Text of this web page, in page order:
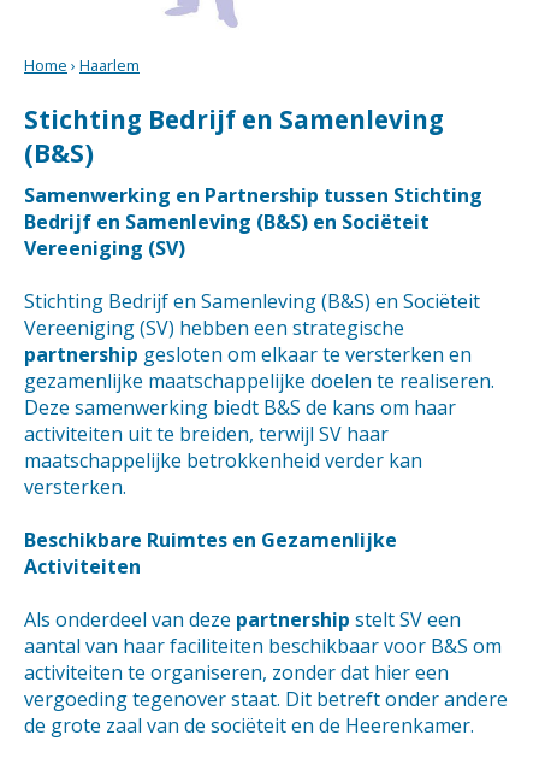
Home › Haarlem
Stichting Bedrijf en Samenleving
(B&S)
Samenwerking en Partnership tussen Stichting
Bedrijf en Samenleving (B&S) en Sociëteit
Vereeniging (SV)
Stichting Bedrijf en Samenleving (B&S) en Sociëteit
Vereeniging (SV) hebben een strategische
partnership gesloten om elkaar te versterken en
gezamenlijke maatschappelijke doelen te realiseren.
Deze samenwerking biedt B&S de kans om haar
activiteiten uit te breiden, terwijl SV haar
maatschappelijke betrokkenheid verder kan
versterken.
Beschikbare Ruimtes en Gezamenlijke
Activiteiten
Als onderdeel van deze partnership stelt SV een
aantal van haar faciliteiten beschikbaar voor B&S om
activiteiten te organiseren, zonder dat hier een
vergoeding tegenover staat. Dit betreft onder andere
de grote zaal van de sociëteit en de Heerenkamer.